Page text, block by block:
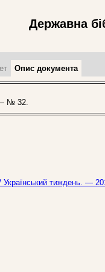
Державна
Опис документа
№ 32.
// Український тиждень.